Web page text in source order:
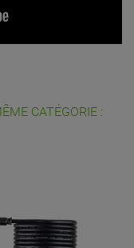
CATÉGORIE :